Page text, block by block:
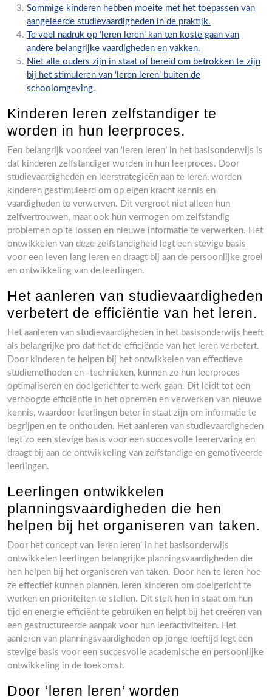
Sommige kinderen hebben moeite met het toepassen van
aangeleerde studievaardigheden in de praktijk.
Te veel nadruk op ‘leren leren’ kan ten koste gaan van
andere belangrijke vaardigheden en vakken.
Niet alle ouders zijn in staat of bereid om betrokken te zijn
bij het stimuleren van ‘leren leren’ buiten de
schoolomgeving.
Kinderen leren zelfstandiger te
worden in hun leerproces.
Een belangrijk voordeel van ‘leren leren’ in het basisonderwijs is
dat kinderen zelfstandiger worden in hun leerproces. Door
studievaardigheden en leerstrategieën aan te leren, worden
kinderen gestimuleerd om op eigen kracht kennis en
vaardigheden te verwerven. Dit vergroot niet alleen hun
zelfvertrouwen, maar ook hun vermogen om zelfstandig
problemen op te lossen en nieuwe informatie te verwerken. Het
ontwikkelen van deze zelfstandigheid legt een stevige basis
voor een leven lang leren en draagt bij aan de persoonlijke groei
en ontwikkeling van de leerlingen.
Het aanleren van studievaardigheden
verbetert de efficiëntie van het leren.
Het aanleren van studievaardigheden in het basisonderwijs heeft
als belangrijke pro dat het de efficiëntie van het leren verbetert.
Door kinderen te helpen bij het ontwikkelen van effectieve
studiemethoden en -technieken, kunnen ze hun leerproces
optimaliseren en doelgerichter te werk gaan. Dit leidt tot een
verhoogde efficiëntie in het opnemen en verwerken van nieuwe
kennis, waardoor leerlingen beter in staat zijn om informatie te
begrijpen en te onthouden. Het aanleren van studievaardigheden
legt zo een stevige basis voor een succesvolle leerervaring en
draagt bij aan de ontwikkeling van zelfstandige en gemotiveerde
leerlingen.
Leerlingen ontwikkelen
planningsvaardigheden die hen
helpen bij het organiseren van taken.
Door het concept van ‘leren leren’ in het basisonderwijs
ontwikkelen leerlingen belangrijke planningsvaardigheden die
hen helpen bij het organiseren van taken. Door hen te leren hoe
ze effectief kunnen plannen, leren kinderen om doelgericht te
werken en prioriteiten te stellen. Dit stelt hen in staat om hun
tijd en energie efficiënt te gebruiken en helpt bij het creëren van
een gestructureerde aanpak voor hun leeractiviteiten. Het
aanleren van planningsvaardigheden op jonge leeftijd legt een
stevige basis voor een succesvolle academische en persoonlijke
ontwikkeling in de toekomst.
Door ‘leren leren’ worden